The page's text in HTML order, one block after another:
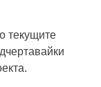
текущите